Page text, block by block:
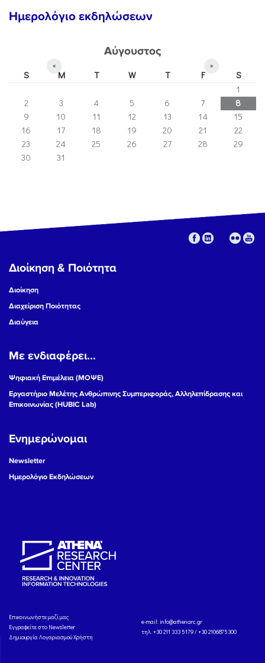
Ημερολόγιο εκδηλώσεων
Αύγουστος
« »
S M T W T F
S
1
2
3 4 5 6 7
8
9
10 11 12 13 14
15
16
17 18 19 20 21
22
23
24 25 26 27 28
29
30
31
Διοίκηση & Ποιότητα
Διοίκηση
Διαχείριση Ποιότητας
Διαύγεια
Με ενδιαφέρει...
Ψηφιακή Επιμέλεια (ΜΟΨΕ)
Εργαστήριο Μελέτης Ανθρώπινης Συμπεριφοράς, Αλληλεπίδρασης και
Επικοινωνίας (HUBIC Lab)
Ενημερώνομαι
Newsletter
Ημερολόγιο Εκδηλώσεων
Eπικοινωνήστε μαζί μας
Εγγραφείτε στο Newsletter
Δημιουργία Λογαριασμού Χρήστη
e-mail: info@athenarc.gr
τηλ. +30 211 333 5179 / +30 2106875300